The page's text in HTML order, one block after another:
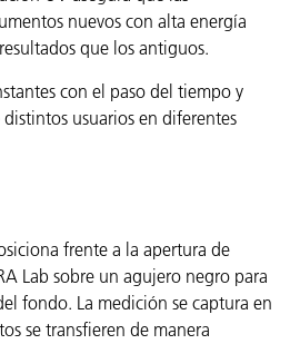
nuevos con alta energía
que los antiguos.
con el paso del tiempo y
usuarios en diferentes
frente a la apertura de
Lab sobre un agujero negro para
fondo. La medición se captura en
se transfieren de manera